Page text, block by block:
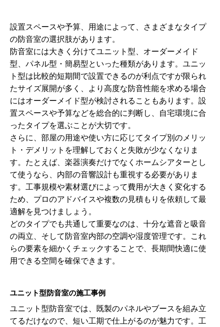
設置スペースや予算、用途によって、さまざまなタイプ
の防音室の選択肢があります。
防音室には大きく分けてユニット型、オーダーメイド
型、パネル型・簡易型といった種類があります。ユニッ
ト型は比較的短期間で設置できるのが利点ですが限られ
たサイズ展開が多く、より高度な防音性能を求める場合
にはオーダーメイド型が検討されることもあります。設
置スペースや予算などを総合的に判断し、自宅環境に合
ったタイプを選ぶことが大切です。
さらに、部屋の用途や使い方に応じてタイプ別のメリッ
ト・デメリットを理解しておくと失敗が少なくなりま
す。たとえば、楽器演奏だけでなくホームシアターとし
て使うなら、内部の音響設計も重視する必要がありま
す。工事規模や素材選びによって費用が大きく変化する
ため、プロのアドバイスや複数の見積もりを依頼して最
適解を見つけましょう。
どのタイプでも共通して重要なのは、十分な遮音と吸音
の両立、そして防音室内部の空調や湿度管理です。これ
らの要素を細かくチェックすることで、長期間快適に使
用できる空間を確保できます。
ユニット型防音室の施工事例
ユニット型防音室では、既製のパネルやブースを組み立
てるだけなので、短い工期で仕上がるのが魅力です。工